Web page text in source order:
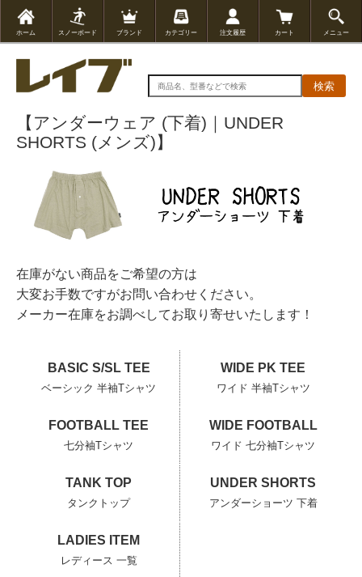
ホーム スノーボード ブランド カテゴリー 注文履歴 カート メニュー
検索
【アンダーウェア (下着)｜UNDER
SHORTS (メンズ)】
在庫がない商品をご希望の方は
大変お手数ですがお問い合わせください。
メーカー在庫をお調べしてお取り寄せいたします！
BASIC S/SL TEE
ベーシック 半袖Tシャツ
WIDE PK TEE
ワイド 半袖Tシャツ
FOOTBALL TEE
七分袖Tシャツ
WIDE FOOTBALL
ワイド 七分袖Tシャツ
TANK TOP
タンクトップ
UNDER SHORTS
アンダーショーツ 下着
LADIES ITEM
レディース 一覧